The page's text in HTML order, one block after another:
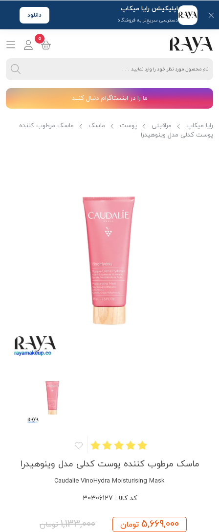
اپلیکیشن رایا میکاپ
دسترسی سریع‌تر به فروشگاه
دانلود
0
ما را در اینستاگرام دنبال کنید
رایا میکاپ مراقبتی پوست ماسک
ماسک مرطوب کننده
پوست کدلی مدل وینوهیدرا
ماسک مرطوب کننده پوست کدلی مدل وینوهیدرا
Caudalie VinoHydra Moisturising Mask
کد کالا : 30306127
5,669,000 تومان 1,133,000تومان